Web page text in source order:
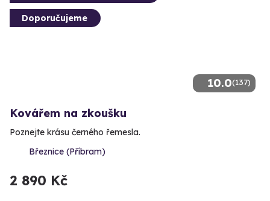
10.0(137)
Doporučujeme
Kovářem na zkoušku
Poznejte krásu černého řemesla.
Březnice (Příbram)
2 890 Kč